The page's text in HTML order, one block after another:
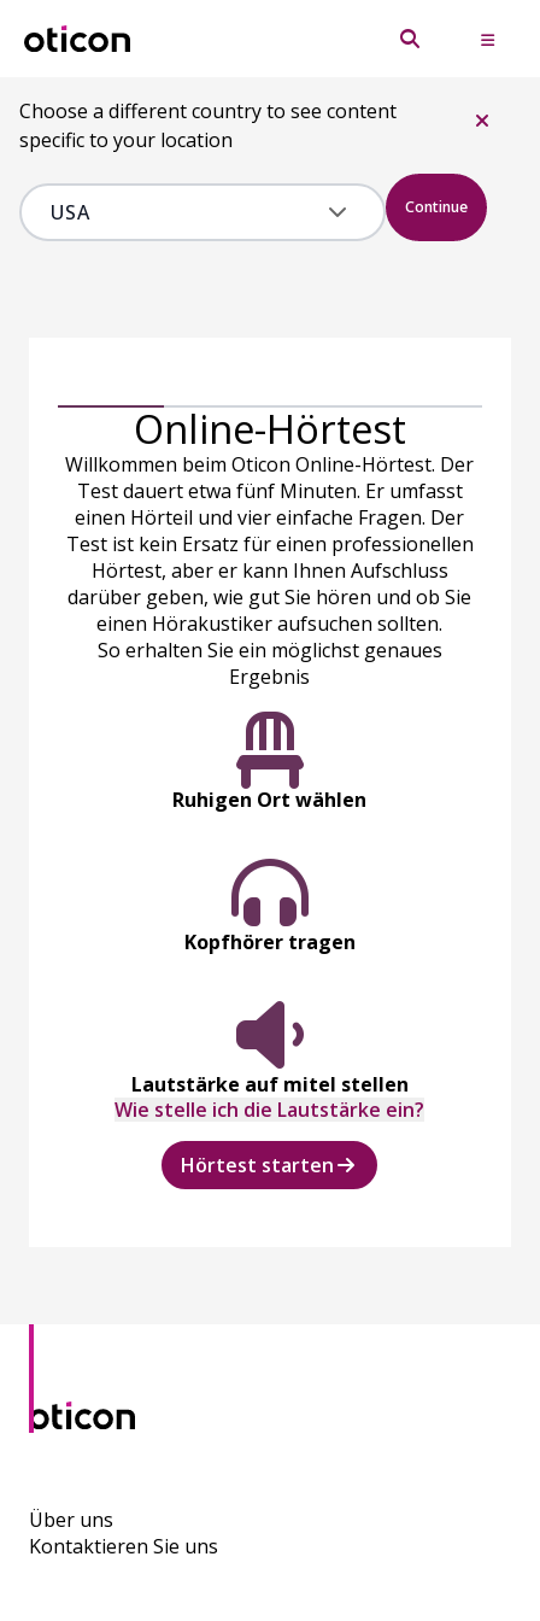
Choose a different country to see content
specific to your location
Continue
Online-Hörtest
Willkommen beim Oticon Online-Hörtest. Der
Test dauert etwa fünf Minuten. Er umfasst
einen Hörteil und vier einfache Fragen. Der
Test ist kein Ersatz für einen professionellen
Hörtest, aber er kann Ihnen Aufschluss
darüber geben, wie gut Sie hören und ob Sie
einen Hörakustiker aufsuchen sollten.
So erhalten Sie ein möglichst genaues
Ergebnis
Ruhigen Ort wählen
Kopfhörer tragen
Lautstärke auf mitel stellen
Wie stelle ich die Lautstärke ein?
Hörtest starten
Über uns
Kontaktieren Sie uns